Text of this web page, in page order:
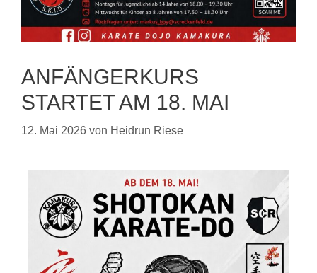
ANFÄNGERKURS
STARTET AM 18. MAI
12. Mai 2026 von Heidrun Riese